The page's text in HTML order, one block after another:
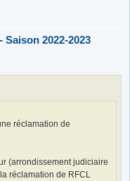
2022-2023
réclamation de
(arrondissement judiciaire
réclamation de RFCL